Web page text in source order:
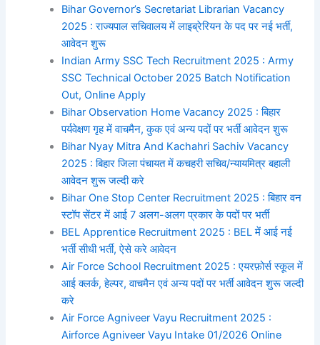
Bihar Governor’s Secretariat Librarian Vacancy
2025 : राज्यपाल सचिवालय में लाइब्रेरियन के पद पर नई भर्ती,
आवेदन शुरू
Indian Army SSC Tech Recruitment 2025 : Army
SSC Technical October 2025 Batch Notification
Out, Online Apply
Bihar Observation Home Vacancy 2025 : बिहार
पर्यवेक्षण गृह में वाचमैन, कुक एवं अन्य पदों पर भर्ती आवेदन शुरू
Bihar Nyay Mitra And Kachahri Sachiv Vacancy
2025 : बिहार जिला पंचायत में कचहरी सचिव/न्यायमित्र बहाली
आवेदन शुरू जल्दी करे
Bihar One Stop Center Recruitment 2025 : बिहार वन
स्टॉप सेंटर में आई 7 अलग-अलग प्रकार के पदों पर भर्ती
BEL Apprentice Recruitment 2025 : BEL में आई नई
भर्ती सीधी भर्ती, ऐसे करे आवेदन
Air Force School Recruitment 2025 : एयरफ़ोर्स स्कूल में
आई क्लर्क, हेल्पर, वाचमैन एवं अन्य पदों पर भर्ती आवेदन शुरू जल्दी
करे
Air Force Agniveer Vayu Recruitment 2025 :
Airforce Agniveer Vayu Intake 01/2026 Online